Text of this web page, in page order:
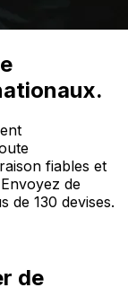
fiables et
de
de 130 devises.
de